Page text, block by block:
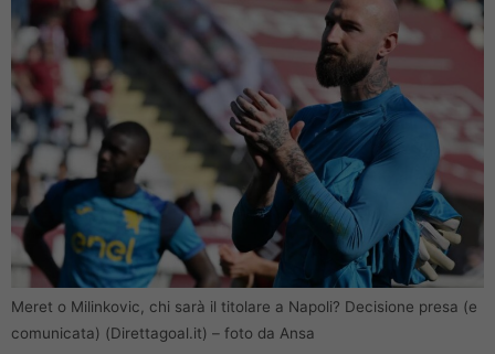
Meret o Milinkovic, chi sarà il titolare a Napoli? Decisione presa (e
comunicata) (Direttagoal.it) – foto da Ansa